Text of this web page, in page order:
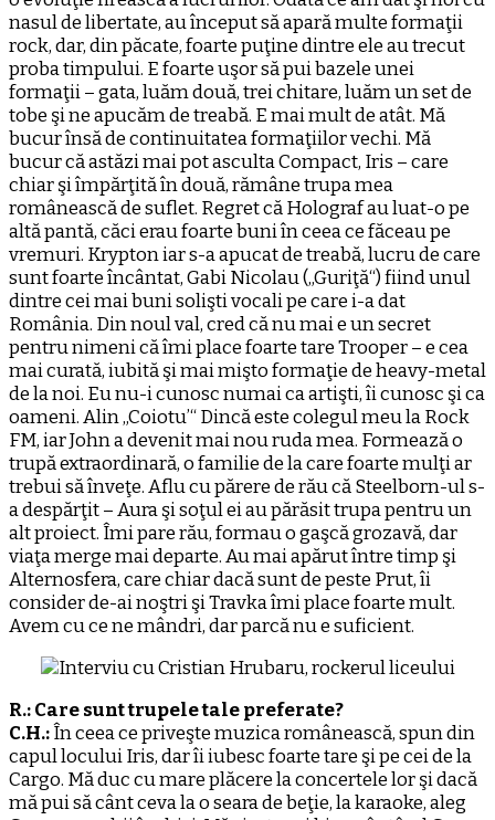
nasul de libertate, au început să apară multe formaţii
rock, dar, din păcate, foarte puţine dintre ele au trecut
proba timpului. E foarte uşor să pui bazele unei
formaţii – gata, luăm două, trei chitare, luăm un set de
tobe şi ne apucăm de treabă. E mai mult de atât. Mă
bucur însă de continuitatea formaţiilor vechi. Mă
bucur că astăzi mai pot asculta Compact, Iris – care
chiar şi împărţită în două, rămâne trupa mea
românească de suflet. Regret că Holograf au luat-o pe
altă pantă, căci erau foarte buni în ceea ce făceau pe
vremuri. Krypton iar s-a apucat de treabă, lucru de care
sunt foarte încântat, Gabi Nicolau („Guriţă“) fiind unul
dintre cei mai buni solişti vocali pe care i-a dat
România. Din noul val, cred că nu mai e un secret
pentru nimeni că îmi place foarte tare Trooper – e cea
mai curată, iubită şi mai mişto formaţie de heavy-metal
de la noi. Eu nu-i cunosc numai ca artişti, îi cunosc şi ca
oameni. Alin „Coiotu’“ Dincă este colegul meu la Rock
FM, iar John a devenit mai nou ruda mea. Formează o
trupă extraordinară, o familie de la care foarte mulţi ar
trebui să înveţe. Aflu cu părere de rău că Steelborn-ul s-
a despărţit – Aura şi soţul ei au părăsit trupa pentru un
alt proiect. Îmi pare rău, formau o gaşcă grozavă, dar
viaţa merge mai departe. Au mai apărut între timp şi
Alternosfera, care chiar dacă sunt de peste Prut, îi
consider de-ai noştri şi Travka îmi place foarte mult.
Avem cu ce ne mândri, dar parcă nu e suficient.
R.: Care sunt trupele tale preferate?
C.H.:În ceea ce priveşte muzica românească, spun din
capul locului Iris, dar îi iubesc foarte tare şi pe cei de la
Cargo. Mă duc cu mare plăcere la concertele lor şi dacă
mă pui să cânt ceva la o seara de beţie, la karaoke, aleg